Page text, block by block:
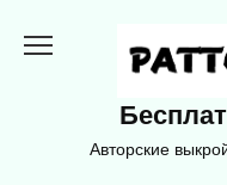
Авторские